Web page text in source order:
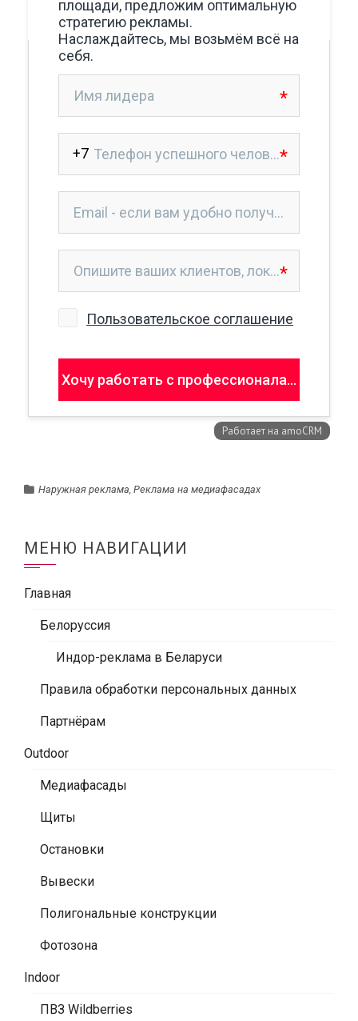
Наружная реклама, Реклама на медиафасадах
МЕНЮ НАВИГАЦИИ
Главная
Белоруссия
Индор-реклама в Беларуси
Правила обработки персональных данных
Партнёрам
Outdoor
Медиафасады
Щиты
Остановки
Вывески
Полигональные конструкции
Фотозона
Indoor
ПВЗ Wildberries